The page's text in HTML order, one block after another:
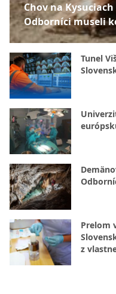
Chov na
Odborníci museli
Tunel
Prelom
z